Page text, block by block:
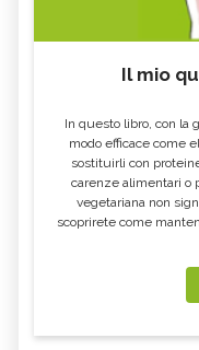
Il mio
In questo libro, con la
modo efficace come
sostituirli con
carenze alimentari o
vegetariana non
scoprirete come